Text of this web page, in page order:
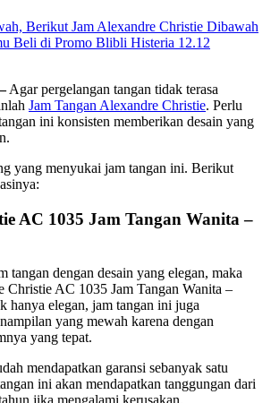
Agar pergelangan tangan tidak terasa
Jam Tangan Alexandre Christie. Perlu
ini konsisten memberikan desain yang
yang menyukai jam tangan ini. Berikut
AC 1035 Jam Tangan Wanita –
tangan dengan desain yang elegan, maka
Christie AC 1035 Jam Tangan Wanita –
elegan, jam tangan ini juga
yang mewah karena dengan
yang tepat.
mendapatkan garansi sebanyak satu
ini akan mendapatkan tanggungan dari